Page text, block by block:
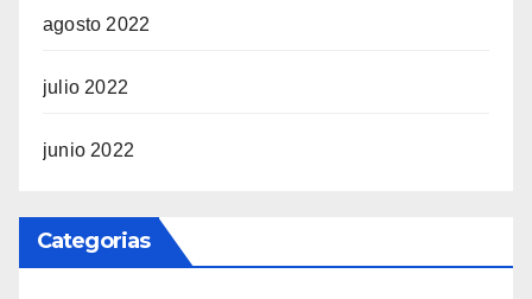
agosto 2022
julio 2022
junio 2022
Categorias